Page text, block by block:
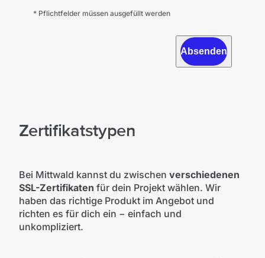
* Pflichtfelder müssen ausgefüllt werden
Absenden
Zertifikatstypen
Bei Mittwald kannst du zwischen verschiedenen
SSL-Zertifikaten für dein Projekt wählen. Wir
haben das richtige Produkt im Angebot und
richten es für dich ein − einfach und
unkompliziert.